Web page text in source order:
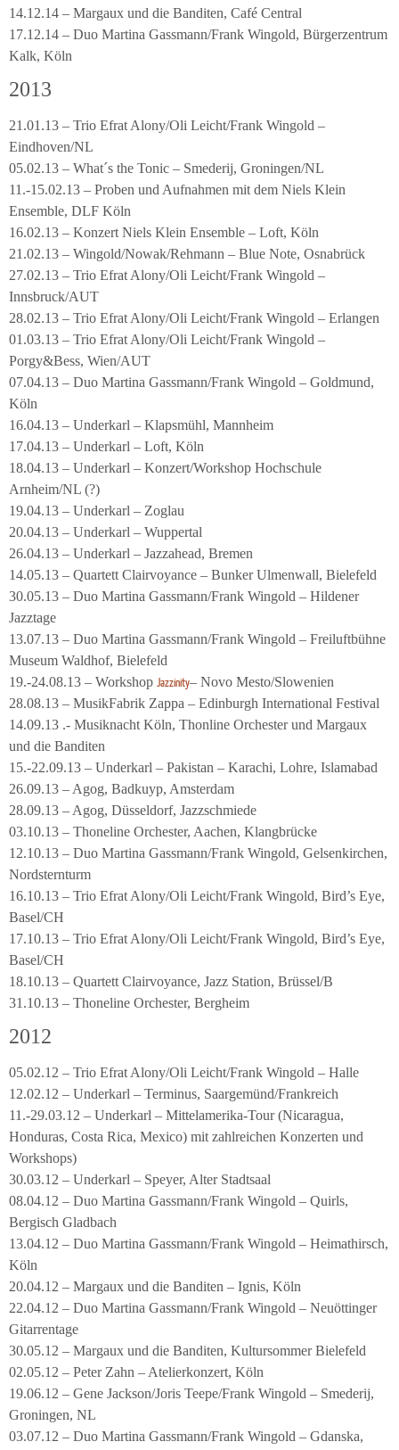
14.12.14 – Margaux und die Banditen, Café Central
17.12.14 – Duo Martina Gassmann/Frank Wingold, Bürgerzentrum
Kalk, Köln
2013
21.01.13 – Trio Efrat Alony/Oli Leicht/Frank Wingold –
Eindhoven/NL
05.02.13 – What´s the Tonic – Smederij, Groningen/NL
11.-15.02.13 – Proben und Aufnahmen mit dem Niels Klein
Ensemble, DLF Köln
16.02.13 – Konzert Niels Klein Ensemble – Loft, Köln
21.02.13 – Wingold/Nowak/Rehmann – Blue Note, Osnabrück
27.02.13 – Trio Efrat Alony/Oli Leicht/Frank Wingold –
Innsbruck/AUT
28.02.13 – Trio Efrat Alony/Oli Leicht/Frank Wingold – Erlangen
01.03.13 – Trio Efrat Alony/Oli Leicht/Frank Wingold –
Porgy&Bess, Wien/AUT
07.04.13 – Duo Martina Gassmann/Frank Wingold – Goldmund,
Köln
16.04.13 – Underkarl – Klapsmühl, Mannheim
17.04.13 – Underkarl – Loft, Köln
18.04.13 – Underkarl – Konzert/Workshop Hochschule
Arnheim/NL (?)
19.04.13 – Underkarl – Zoglau
20.04.13 – Underkarl – Wuppertal
26.04.13 – Underkarl – Jazzahead, Bremen
14.05.13 – Quartett Clairvoyance – Bunker Ulmenwall, Bielefeld
30.05.13 – Duo Martina Gassmann/Frank Wingold – Hildener
Jazztage
13.07.13 – Duo Martina Gassmann/Frank Wingold – Freiluftbühne
Museum Waldhof, Bielefeld
19.-24.08.13 – Workshop Jazzinity– Novo Mesto/Slowenien
28.08.13 – MusikFabrik Zappa – Edinburgh International Festival
14.09.13 .- Musiknacht Köln, Thonline Orchester und Margaux
und die Banditen
15.-22.09.13 – Underkarl – Pakistan – Karachi, Lohre, Islamabad
26.09.13 – Agog, Badkuyp, Amsterdam
28.09.13 – Agog, Düsseldorf, Jazzschmiede
03.10.13 – Thoneline Orchester, Aachen, Klangbrücke
12.10.13 – Duo Martina Gassmann/Frank Wingold, Gelsenkirchen,
Nordsternturm
16.10.13 – Trio Efrat Alony/Oli Leicht/Frank Wingold, Bird’s Eye,
Basel/CH
17.10.13 – Trio Efrat Alony/Oli Leicht/Frank Wingold, Bird’s Eye,
Basel/CH
18.10.13 – Quartett Clairvoyance, Jazz Station, Brüssel/B
31.10.13 – Thoneline Orchester, Bergheim
2012
05.02.12 – Trio Efrat Alony/Oli Leicht/Frank Wingold – Halle
12.02.12 – Underkarl – Terminus, Saargemünd/Frankreich
11.-29.03.12 – Underkarl – Mittelamerika-Tour (Nicaragua,
Honduras, Costa Rica, Mexico) mit zahlreichen Konzerten und
Workshops)
30.03.12 – Underkarl – Speyer, Alter Stadtsaal
08.04.12 – Duo Martina Gassmann/Frank Wingold – Quirls,
Bergisch Gladbach
13.04.12 – Duo Martina Gassmann/Frank Wingold – Heimathirsch,
Köln
20.04.12 – Margaux und die Banditen – Ignis, Köln
22.04.12 – Duo Martina Gassmann/Frank Wingold – Neuöttinger
Gitarrentage
30.05.12 – Margaux und die Banditen, Kultursommer Bielefeld
02.05.12 – Peter Zahn – Atelierkonzert, Köln
19.06.12 – Gene Jackson/Joris Teepe/Frank Wingold – Smederij,
Groningen, NL
03.07.12 – Duo Martina Gassmann/Frank Wingold – Gdanska,